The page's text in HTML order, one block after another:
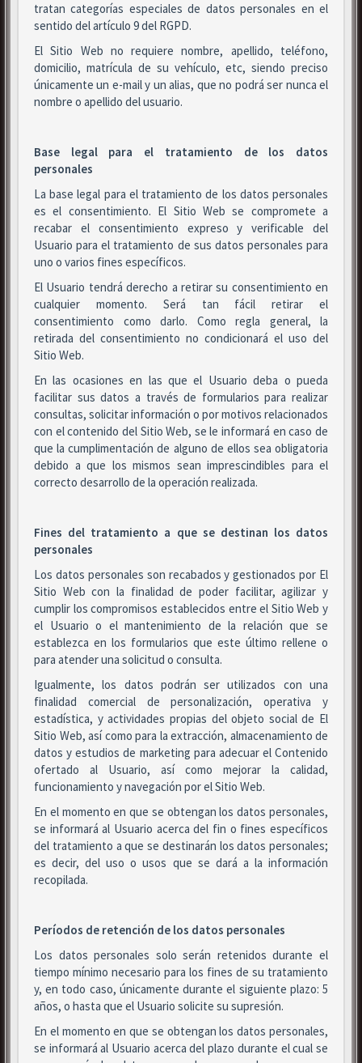
tratan categorías especiales de datos personales en el
sentido del artículo 9 del RGPD.
El Sitio Web no requiere nombre, apellido, teléfono,
domicilio, matrícula de su vehículo, etc, siendo preciso
únicamente un e-mail y un alias, que no podrá ser nunca el
nombre o apellido del usuario.
Base legal para el tratamiento de los datos
personales
La base legal para el tratamiento de los datos personales
es el consentimiento. El Sitio Web se compromete a
recabar el consentimiento expreso y verificable del
Usuario para el tratamiento de sus datos personales para
uno o varios fines específicos.
El Usuario tendrá derecho a retirar su consentimiento en
cualquier momento. Será tan fácil retirar el
consentimiento como darlo. Como regla general, la
retirada del consentimiento no condicionará el uso del
Sitio Web.
En las ocasiones en las que el Usuario deba o pueda
facilitar sus datos a través de formularios para realizar
consultas, solicitar información o por motivos relacionados
con el contenido del Sitio Web, se le informará en caso de
que la cumplimentación de alguno de ellos sea obligatoria
debido a que los mismos sean imprescindibles para el
correcto desarrollo de la operación realizada.
Fines del tratamiento a que se destinan los datos
personales
Los datos personales son recabados y gestionados por El
Sitio Web con la finalidad de poder facilitar, agilizar y
cumplir los compromisos establecidos entre el Sitio Web y
el Usuario o el mantenimiento de la relación que se
establezca en los formularios que este último rellene o
para atender una solicitud o consulta.
Igualmente, los datos podrán ser utilizados con una
finalidad comercial de personalización, operativa y
estadística, y actividades propias del objeto social de El
Sitio Web, así como para la extracción, almacenamiento de
datos y estudios de marketing para adecuar el Contenido
ofertado al Usuario, así como mejorar la calidad,
funcionamiento y navegación por el Sitio Web.
En el momento en que se obtengan los datos personales,
se informará al Usuario acerca del fin o fines específicos
del tratamiento a que se destinarán los datos personales;
es decir, del uso o usos que se dará a la información
recopilada.
Períodos de retención de los datos personales
Los datos personales solo serán retenidos durante el
tiempo mínimo necesario para los fines de su tratamiento
y, en todo caso, únicamente durante el siguiente plazo: 5
años, o hasta que el Usuario solicite su supresión.
En el momento en que se obtengan los datos personales,
se informará al Usuario acerca del plazo durante el cual se